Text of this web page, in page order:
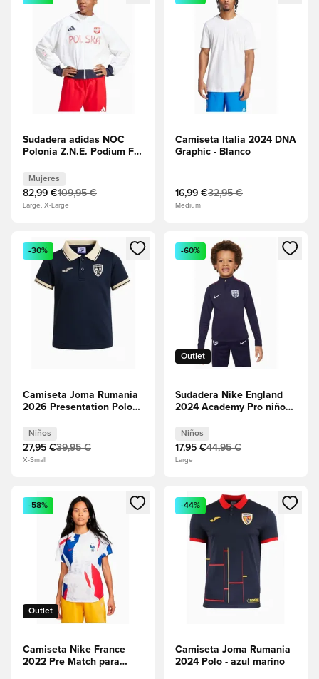
Sudadera adidas NOC
Polonia Z.N.E. Podium FZ
Mujeres
82,99 €109,95 €
Large, X-Large
Camiseta Italia 2024 DNA
Graphic - Blanco
16,99 €32,95 €
Medium
Abre un modal para iniciar sesión o registrarse como
-30%
Camiseta Joma Rumania
2026 Presentation Polo
Niños
27,95 €39,95 €
X-Small
Abre un modal para iniciar
Outlet
-60%
Sudadera Nike England
2024 Academy Pro niños
Niños
17,95 €44,95 €
Large
Abre un modal para iniciar sesión o registrarse como
Outlet
-58%
Camiseta Nike France
2022 Pre Match para
Abre un modal para iniciar
-44%
Camiseta Joma Rumania
2024 Polo - azul marino